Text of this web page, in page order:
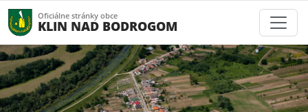
Oficiálne stránky obce
KLIN NAD BODROGOM